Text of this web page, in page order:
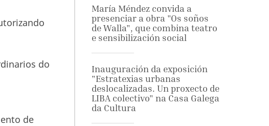
do
de
María Méndez convida a
presenciar a obra "Os soños
de Walla", que combina teatro
e sensibilización social
Inauguración da exposición
"Estratexias urbanas
deslocalizadas. Un proxecto de
LIBA colectivo" na Casa Galega
da Cultura